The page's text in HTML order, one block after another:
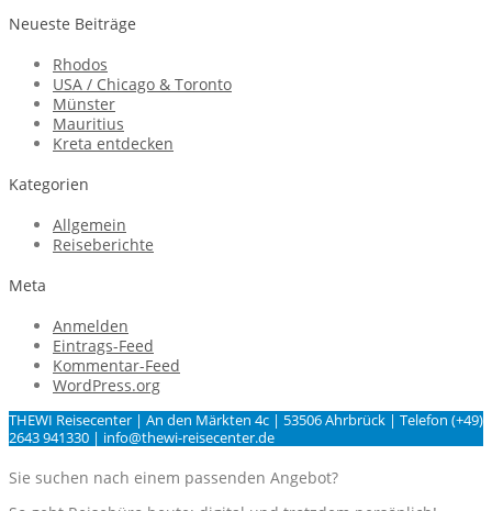
Neueste Beiträge
Rhodos
USA / Chicago & Toronto
Münster
Mauritius
Kreta entdecken
Kategorien
Allgemein
Reiseberichte
Meta
Anmelden
Eintrags-Feed
Kommentar-Feed
WordPress.org
THEWI Reisecenter | An den Märkten 4c | 53506 Ahrbrück | Telefon (+49)
2643 941330 | info@thewi-reisecenter.de
Sie suchen nach einem passenden Angebot?